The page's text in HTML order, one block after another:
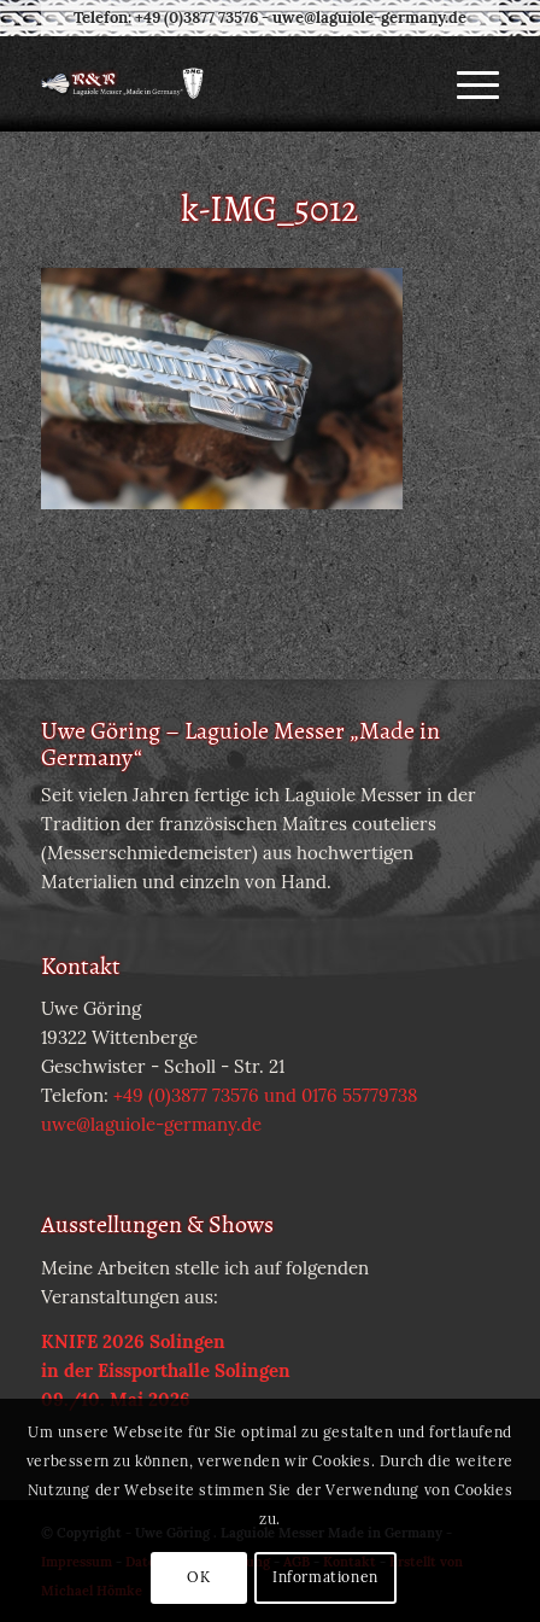
Telefon: +49 (0)3877 73576-uwe@laguiole-germany.de
k-IMG_5012
Uwe Göring – Laguiole Messer „Made in
Germany“
Seit vielen Jahren fertige ich Laguiole Messer in der
Tradition der französischen Maîtres couteliers
(Messerschmiedemeister) aus hochwertigen
Materialien und einzeln von Hand.
Kontakt
Uwe Göring
19322 Wittenberge
Geschwister - Scholl - Str. 21
Telefon: +49 (0)3877 73576 und 0176 55779738
uwe@laguiole-germany.de
Ausstellungen & Shows
Meine Arbeiten stelle ich auf folgenden
Veranstaltungen aus:
KNIFE 2026 Solingen
in der Eissporthalle Solingen
09./10. Mai 2026
© Copyright - Uwe Göring . Laguiole Messer Made in Germany -
Impressum- Datenschutzerklärung- AGB- Kontakt
Erstellt von
Michael Hömke
Um unsere Webseite für Sie optimal zu gestalten und fortlaufend
verbessern zu können, verwenden wir Cookies. Durch die weitere
Nutzung der Webseite stimmen Sie der Verwendung von Cookies
zu.
OK Informationen